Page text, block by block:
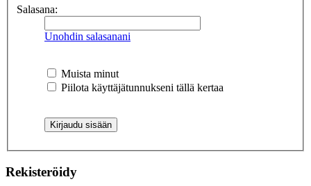
Salasana:
Unohdin salasanani
Muista minut
Piilota käyttäjätunnukseni tällä kertaa
Rekisteröidy